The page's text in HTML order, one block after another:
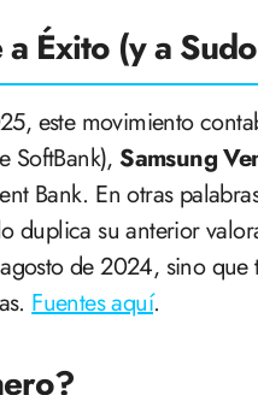
Éxito (y a
este movimiento
SoftBank), Samsung
Bank. En otras
duplica su anterior
de 2024, sino
Fuentes aquí.